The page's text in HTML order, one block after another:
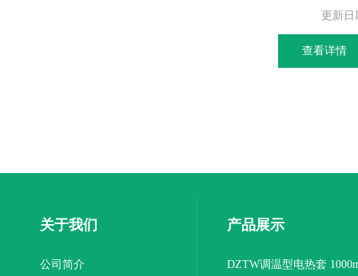
更新日
查看详情
关于我们
公司简介
产品展示
DZTW调温型电热套